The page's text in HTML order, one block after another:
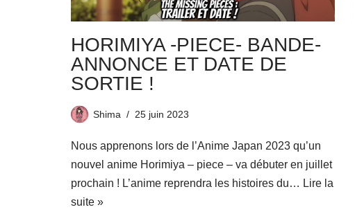
HORIMIYA -PIECE- BANDE-
ANNONCE ET DATE DE
SORTIE !
Shima 25 juin 2023
Nous apprenons lors de l’Anime Japan 2023 qu’un
nouvel anime Horimiya – piece – va débuter en juillet
prochain ! L’anime reprendra les histoires du… Lire la
suite »